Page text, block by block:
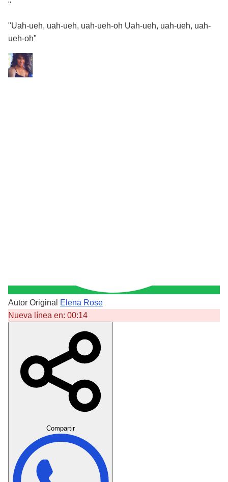
"
"Uah-ueh, uah-ueh, uah-ueh-oh Uah-ueh, uah-ueh, uah-
ueh-oh"
Autor Original
Elena Rose
Nueva línea en: 00:14
Compartir